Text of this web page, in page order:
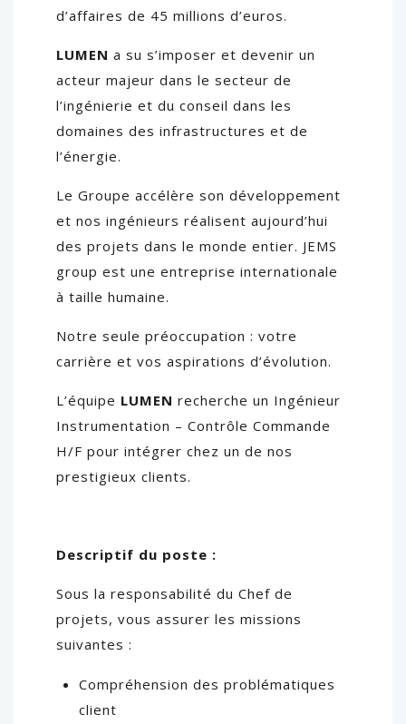
d’affaires de 45 millions d’euros.
LUMEN a su s’imposer et devenir un
acteur majeur dans le secteur de
l’ingénierie et du conseil dans les
domaines des infrastructures et de
l’énergie.
Le Groupe accélère son développement
et nos ingénieurs réalisent aujourd’hui
des projets dans le monde entier. JEMS
group est une entreprise internationale
à taille humaine.
Notre seule préoccupation : votre
carrière et vos aspirations d’évolution.
L’équipe LUMEN recherche un Ingénieur
Instrumentation – Contrôle Commande
H/F pour intégrer chez un de nos
prestigieux clients.
Descriptif du poste :
Sous la responsabilité du Chef de
projets, vous assurer les missions
suivantes :
Compréhension des problématiques
client